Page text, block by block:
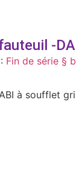
-
Fin de série §
à soufflet